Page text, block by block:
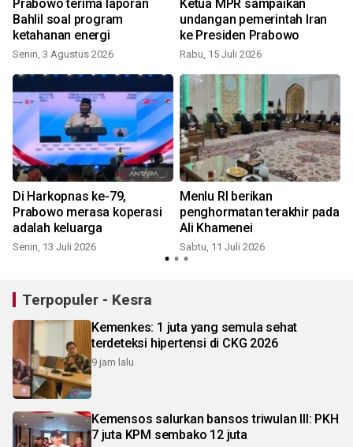
Prabowo terima laporan
Bahlil soal program
ketahanan energi
Senin, 3 Agustus 2026
Ketua MPR sampaikan
undangan pemerintah Iran
ke Presiden Prabowo
Rabu, 15 Juli 2026
Di Harkopnas ke-79,
Prabowo merasa koperasi
adalah keluarga
Senin, 13 Juli 2026
Menlu RI berikan
penghormatan terakhir pada
Ali Khamenei
Sabtu, 11 Juli 2026
Terpopuler - Kesra
Kemenkes: 1 juta yang semula sehat
terdeteksi hipertensi di CKG 2026
9 jam lalu
Kemensos salurkan bansos triwulan III: PKH
7 juta KPM sembako 12 juta